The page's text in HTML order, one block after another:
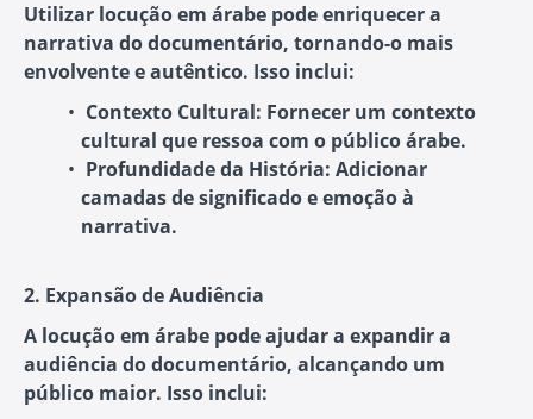
Utilizar locução em árabe pode enriquecer a
narrativa do documentário, tornando-o mais
envolvente e autêntico. Isso inclui:
Contexto Cultural: Fornecer um contexto
cultural que ressoa com o público árabe.
Profundidade da História: Adicionar
camadas de significado e emoção à
narrativa.
2. Expansão de Audiência
A locução em árabe pode ajudar a expandir a
audiência do documentário, alcançando um
público maior. Isso inclui: